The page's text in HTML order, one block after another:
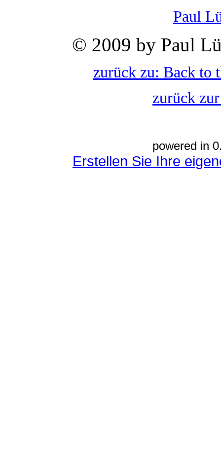
Paul
© 2009 by Paul
zurück zu: Back to
zurück
powered in
Erstellen Sie Ihre